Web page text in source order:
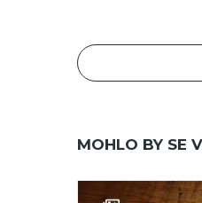
MOHLO BY SE